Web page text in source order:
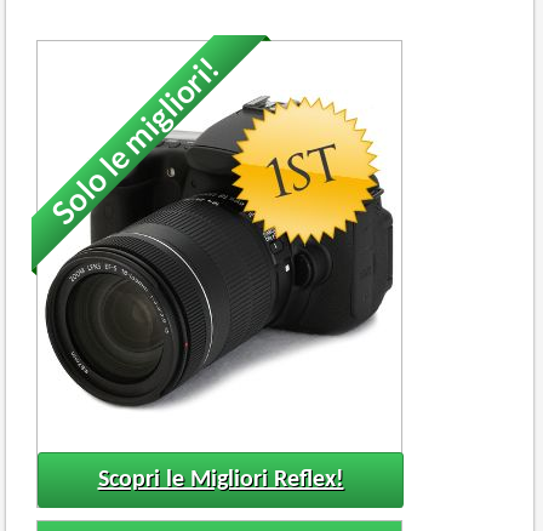
Solo le migliori!
Scopri le Migliori Reflex!